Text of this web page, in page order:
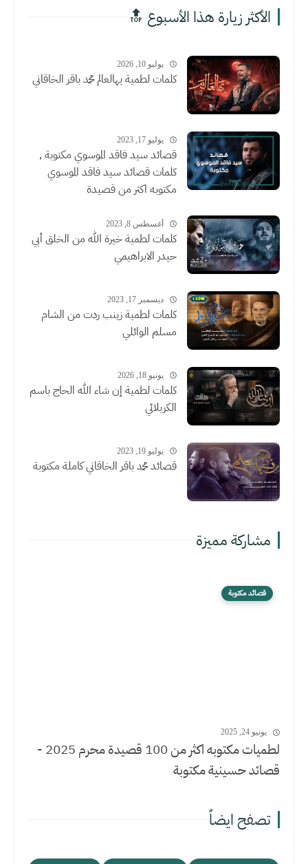
الأكثر زيارة هذا الأسبوع 🔝
يوليو 10, 2026
كلمات لطمية يهالعالم محمد باقر الخاقاني
يوليو 17, 2023
قصائد سيد فاقد الموسوي مكتوبة ,
كلمات قصائد سيد فاقد الموسوي
مكتوبه اكثر من قصيدة
أغسطس 8, 2023
كلمات لطمية خيرة الله من الخلق أبي
حيدر الابراهيمي
ديسمبر 17, 2023
كلمات لطمية زينب ردت من الشام
مسلم الوائلي
يونيو 18, 2026
كلمات لطمية إن شاء الله الحاج باسم
الكربلائي
يوليو 19, 2023
قصائد محمد باقر الخاقاني كاملة مكتوبة
مشاركة مميزة
قصائد مكتوبة
يونيو 24, 2025
لطميات مكتوبه اكثر من 100 قصيدة محرم 2025 -
قصائد حسينية مكتوبة
تصفح ايضاً